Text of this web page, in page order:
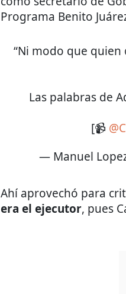
Programa Benito
“Ni modo que
Las palabras de
[📹
— Manuel
Ahí aprovechó para
era el ejecutor, pues